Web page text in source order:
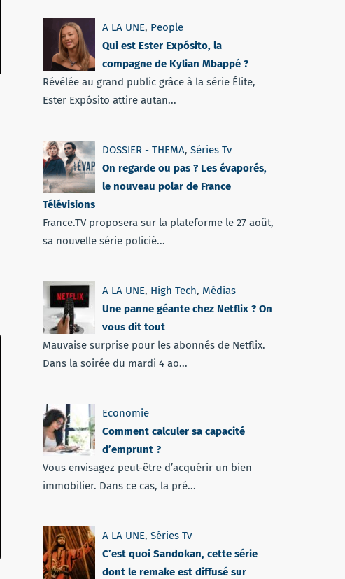
A LA UNE, People
Qui est Ester Expósito, la
compagne de Kylian Mbappé ?
Révélée au grand public grâce à la série Élite,
Ester Expósito attire autan...
DOSSIER - THEMA, Séries Tv
On regarde ou pas ? Les évaporés,
le nouveau polar de France
Télévisions
France.TV proposera sur la plateforme le 27 août,
sa nouvelle série policiè...
A LA UNE, High Tech, Médias
Une panne géante chez Netflix ? On
vous dit tout
Mauvaise surprise pour les abonnés de Netflix.
Dans la soirée du mardi 4 ao...
Economie
Comment calculer sa capacité
d’emprunt ?
Vous envisagez peut-être d’acquérir un bien
immobilier. Dans ce cas, la pré...
A LA UNE, Séries Tv
C’est quoi Sandokan, cette série
dont le remake est diffusé sur